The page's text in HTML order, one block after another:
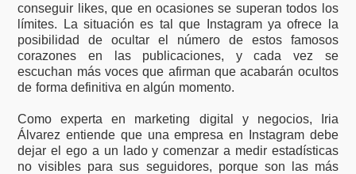
conseguir likes, que en ocasiones se superan todos los
límites. La situación es tal que Instagram ya ofrece la
posibilidad de ocultar el número de estos famosos
corazones en las publicaciones, y cada vez se
escuchan más voces que afirman que acabarán ocultos
de forma definitiva en algún momento.
Como experta en marketing digital y negocios, Iria
Álvarez entiende que una empresa en Instagram debe
dejar el ego a un lado y comenzar a medir estadísticas
no visibles para sus seguidores, porque son las más